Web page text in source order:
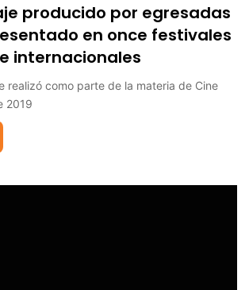
producido por egresadas
en once festivales
internacionales
realizó como parte de la materia de Cine
2019